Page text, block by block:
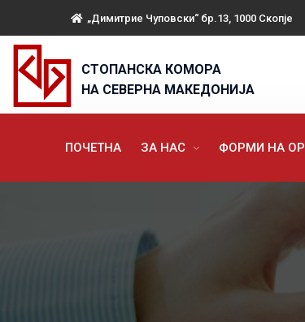
„Димитрие Чуповски“ бр.13, 1000 Скопје
СТОПАНСКА КОМОРА
НА СЕВЕРНА МАКЕДОНИЈА
ПОЧЕТНА ЗА НАС ФОРМИ НА